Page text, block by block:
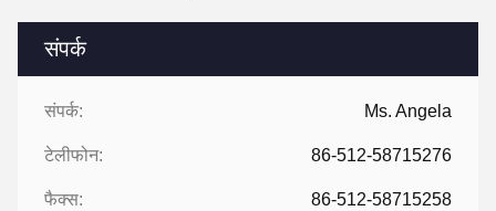
संपर्क
संपर्क: Ms. Angela
टेलीफोन: 86-512-58715276
फैक्स: 86-512-58715258